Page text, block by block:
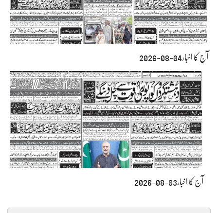
آج کا اخبار04-08-2026
آج کا اخبار03-08-2026